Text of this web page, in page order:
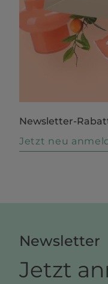
Newsletter-
Jetzt neu
Newsletter
Jetzt